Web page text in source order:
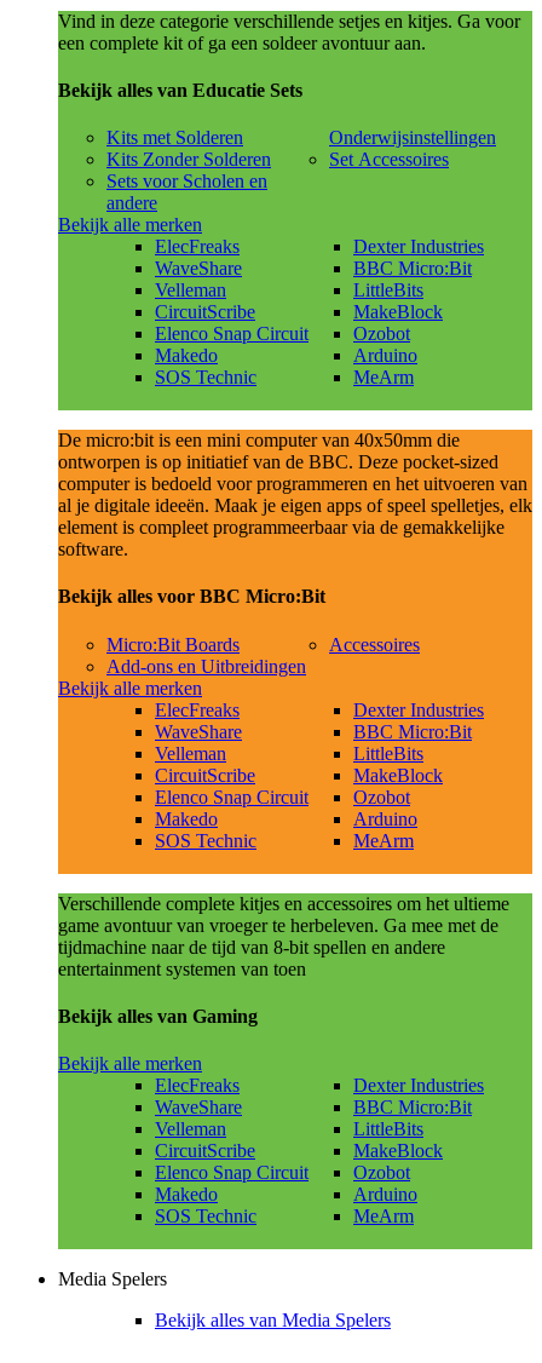
Vind in deze categorie verschillende setjes en kitjes. Ga voor
een complete kit of ga een soldeer avontuur aan.
Bekijk alles van Educatie Sets
Kits met Solderen
Kits Zonder Solderen
Sets voor Scholen en
andere
Onderwijsinstellingen
Set Accessoires
Bekijk alle merken
ElecFreaks
WaveShare
Velleman
CircuitScribe
Elenco Snap Circuit
Makedo
SOS Technic
Dexter Industries
BBC Micro:Bit
LittleBits
MakeBlock
Ozobot
Arduino
MeArm
De micro:bit is een mini computer van 40x50mm die
ontworpen is op initiatief van de BBC. Deze pocket-sized
computer is bedoeld voor programmeren en het uitvoeren van
al je digitale ideeën. Maak je eigen apps of speel spelletjes, elk
element is compleet programmeerbaar via de gemakkelijke
software.
Bekijk alles voor BBC Micro:Bit
Micro:Bit Boards
Add-ons en Uitbreidingen
Accessoires
Bekijk alle merken
ElecFreaks
WaveShare
Velleman
CircuitScribe
Elenco Snap Circuit
Makedo
SOS Technic
Dexter Industries
BBC Micro:Bit
LittleBits
MakeBlock
Ozobot
Arduino
MeArm
Verschillende complete kitjes en accessoires om het ultieme
game avontuur van vroeger te herbeleven. Ga mee met de
tijdmachine naar de tijd van 8-bit spellen en andere
entertainment systemen van toen
Bekijk alles van Gaming
Bekijk alle merken
ElecFreaks
WaveShare
Velleman
CircuitScribe
Elenco Snap Circuit
Makedo
SOS Technic
Dexter Industries
BBC Micro:Bit
LittleBits
MakeBlock
Ozobot
Arduino
MeArm
Media Spelers
Bekijk alles van Media Spelers